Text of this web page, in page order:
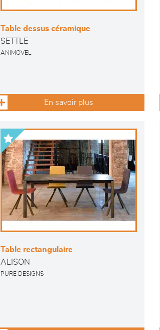
Table dessus céramique
SETTLE
ANIMOVEL
En savoir plus
Table rectangulaire
ALISON
PURE DESIGNS